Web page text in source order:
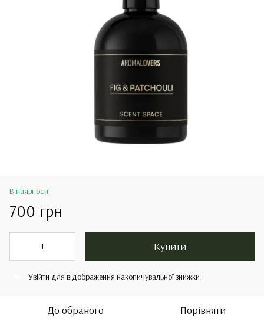
В наявності
700 грн
Купити
Увійти для відображення накопичувальної знижки
До обраного Порівняти